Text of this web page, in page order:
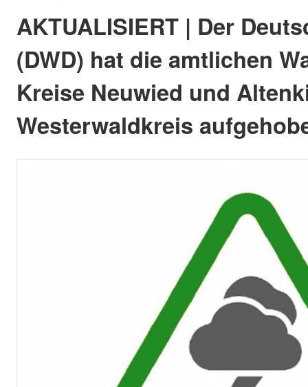
AKTUALISIERT | Der
(DWD) hat die amtlichen
Kreise Neuwied und
Westerwaldkreis